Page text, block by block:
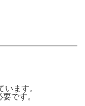
ます。
要です。